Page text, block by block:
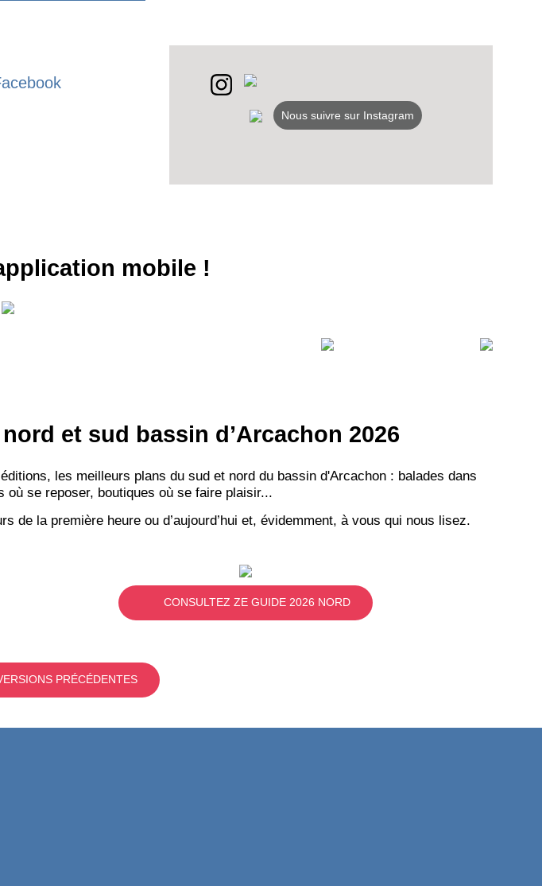
RECEVEZ
LES
BONS PLANS
INSCRIPTION NEWSLETTER
S'ABONNER
Nous suivre sur Instagram
mobile !
et sud bassin d’Arcachon 2026
les meilleurs plans du sud et nord du bassin d'Arcachon : balades dans
se reposer, boutiques où se faire plaisir...
de la première heure ou d’aujourd’hui et, évidemment, à vous qui nous lisez.
CONSULTEZ ZE GUIDE 2026 NORD
PRÉCÉDENTES